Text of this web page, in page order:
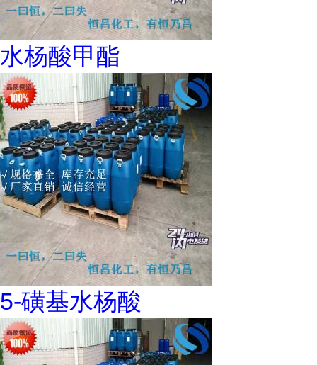
水杨酸甲酯
5-磺基水杨酸